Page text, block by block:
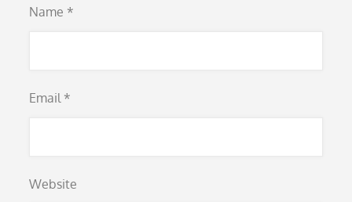
Name *
Email *
Website